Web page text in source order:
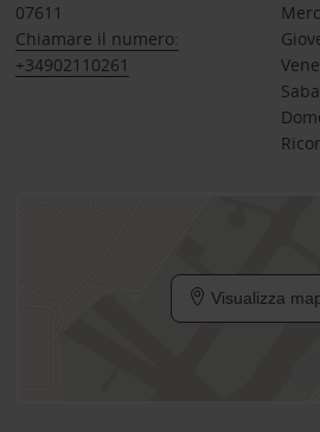
07611
Chiamare il numero:
+34902110261
Visualizza